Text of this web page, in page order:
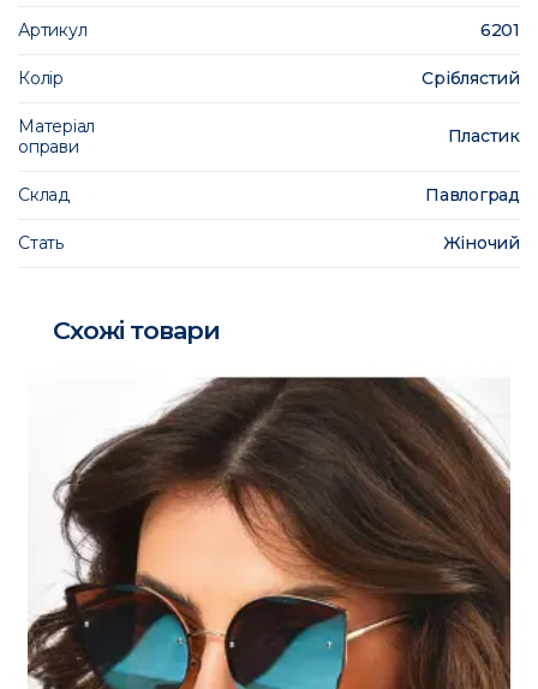
Артикул 6201
Колір Сріблястий
Матеріал
оправи
Пластик
Склад Павлоград
Стать Жіночий
Схожі товари